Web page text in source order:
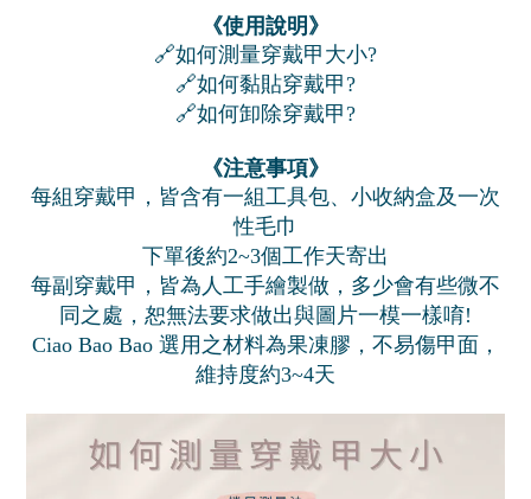
《使用說明》
🔗如何測量穿戴甲大小?
🔗如何黏貼穿戴甲?
🔗如何卸除穿戴甲?
《注意事項》
每組穿戴甲，皆含有一組工具包、小收納盒及一次
性毛巾
下單後約2~3個工作天寄出
每副穿戴甲，皆為人工手繪製做，多少會有些微不
同之處，恕無法要求做出與圖片一模一樣唷!
Ciao Bao Bao 選用之材料為果凍膠，不易傷甲面，
維持度約3~4天